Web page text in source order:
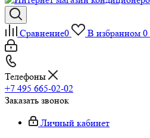
Сравнение0 В избранном 0
Телефоны
+7 495 665-02-02
Заказать звонок
Личный кабинет